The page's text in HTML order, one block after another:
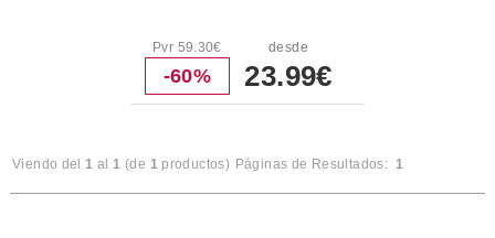
Pvr 59.30€
-60%
desde
23.99€
Viendo del1 al1 (de 1productos) Páginas de Resultados: 1